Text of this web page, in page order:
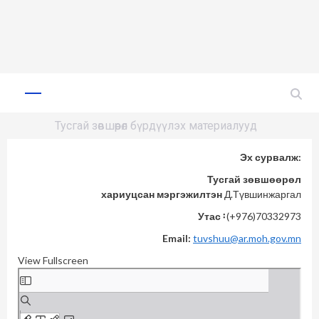
Primary
Тусгай зөвшөөрөл бүрдүүлэх материалууд
Эх сурвалж:
Тусгай зөвшөөрөл
хариуцсан мэргэжилтэн Д.Түвшинжаргал
Утас᠄(+976)70332973
Email: tuvshuu@ar.moh.gov.mn
View Fullscreen
Skip
to
PDF